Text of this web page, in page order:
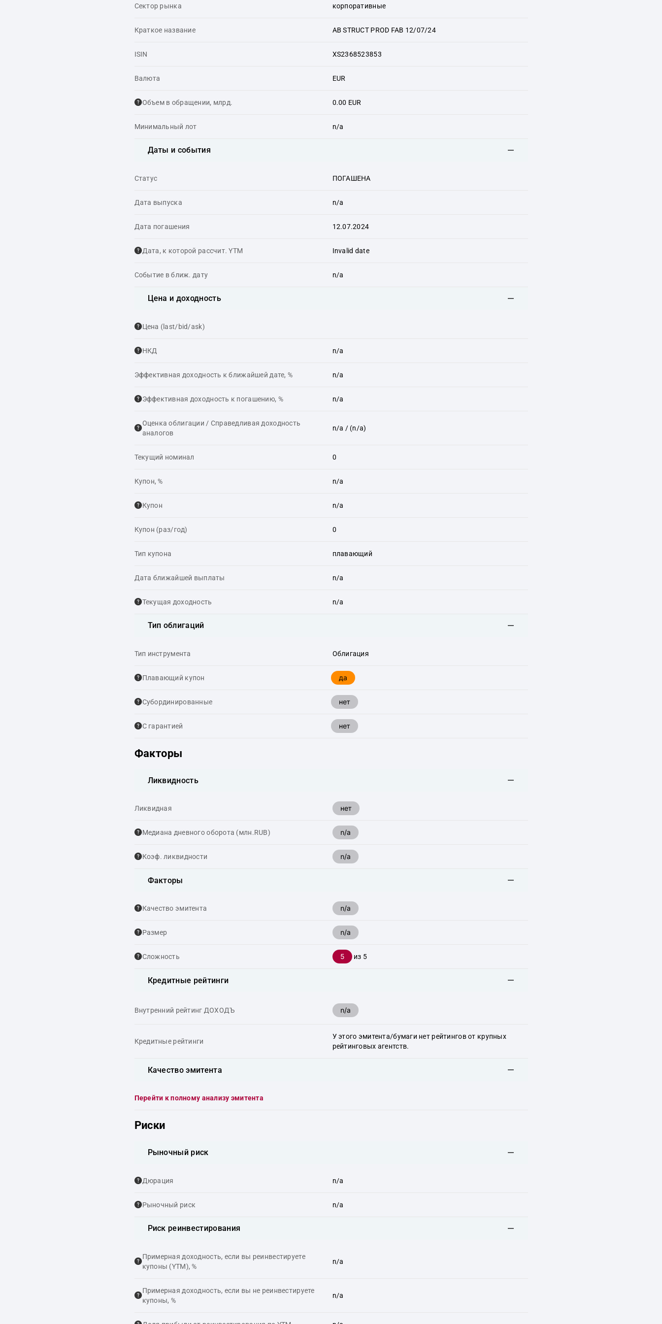
Сектор рынка корпоративные
Краткое название AB STRUCT PROD FAB 12/07/24
ISIN XS2368523853
Валюта EUR
Объем в обращении, млрд. 0.00 EUR
Минимальный лот n/a
Даты и события
Статус ПОГАШЕНА
Дата выпуска n/a
Дата погашения 12.07.2024
Дата, к которой рассчит. YTM Invalid date
Событие в ближ. дату n/a
Цена и доходность
Цена (last/bid/ask)
НКД n/a
Эффективная доходность к ближайшей дате, % n/a
Эффективная доходность к погашению, % n/a
Оценка облигации / Справедливая доходность
аналогов
n/a / (n/a)
Текущий номинал 0
Купон, % n/a
Купон n/a
Купон (раз/год) 0
Тип купона плавающий
Дата ближайшей выплаты n/a
Текущая доходность n/a
Тип облигаций
Тип инструмента Облигация
Плавающий купон да
Cубординированные нет
С гарантией нет
Факторы
Ликвидность
Ликвидная нет
Медиана дневного оборота (млн.RUB) n/a
Коэф. ликвидности n/a
Факторы
Качество эмитента n/a
Размер n/a
Сложность 5 из 5
Кредитные рейтинги
Внутренний рейтинг ДОХОДЪ n/a
Кредитные рейтинги
У этого эмитента/бумаги нет рейтингов от крупных
рейтинговых агентств.
Качество эмитента
Перейти к полному анализу эмитента
Риски
Рыночный риск
Дюрация n/a
Рыночный риск n/a
Риск реинвестирования
Примерная доходность, если вы реинвестируете
купоны (YTM), %
n/a
Примерная доходность, если вы не реинвестируете
купоны, %
n/a